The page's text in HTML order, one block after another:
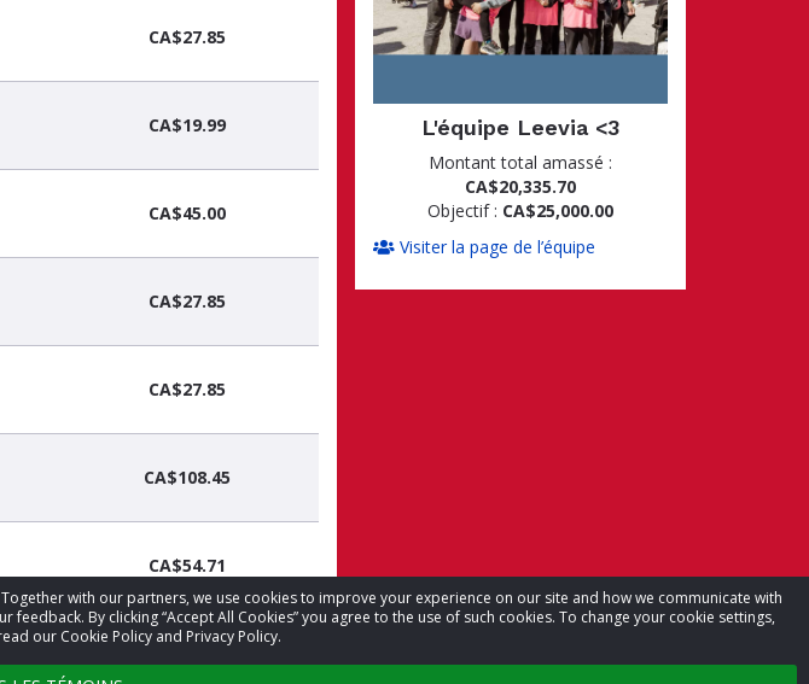
with our partners, we use cookies to improve your experience on our site and how we communicate with
By clicking “Accept All Cookies” you agree to the use of such cookies. To change your cookie settings,
our Cookie Policy and Privacy Policy.
L'équipe Leevia <3
Montant total amassé :
CA$20,335.70
Objectif : CA$25,000.00
Visiter la page de l’équipe
CA$27.85
CA$19.99
CA$45.00
CA$27.85
CA$27.85
CA$108.45
CA$54.71
Montant non divulgué